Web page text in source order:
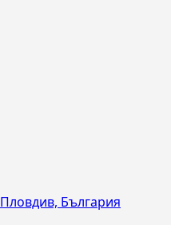
Пловдив, България